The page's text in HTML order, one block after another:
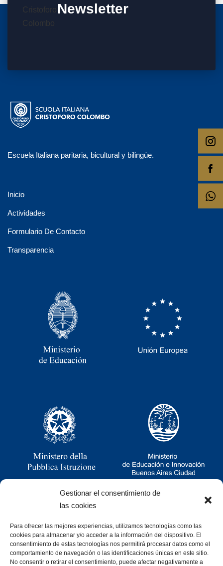
Gestionar el consentimiento de
las cookies
Para ofrecer las mejores experiencias, utilizamos tecnologías como las
cookies para almacenar y/o acceder a la información del dispositivo. El
consentimiento de estas tecnologías nos permitirá procesar datos como el
comportamiento de navegación o las identificaciones únicas en este sitio.
No consentir o retirar el consentimiento, puede afectar negativamente a
Newsletter
Escuela Italiana paritaria, bicultural y bilingüe.
Inicio
Actividades
Formulario De Contacto
Transparencia
Ramsay 2251, CABA, Argentina
011 4781-0060
consultas@cristoforocolombo.org.ar